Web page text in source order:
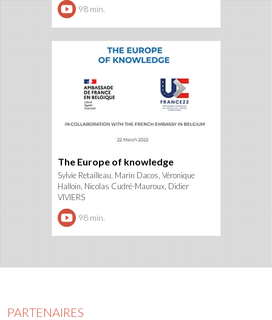
98 min.
The Europe of knowledge
Sylvie Retailleau, Marin Dacos, Véronique
Halloin, Nicolas Cudré-Mauroux, Didier
VIVIERS
98 min.
PARTENAIRES